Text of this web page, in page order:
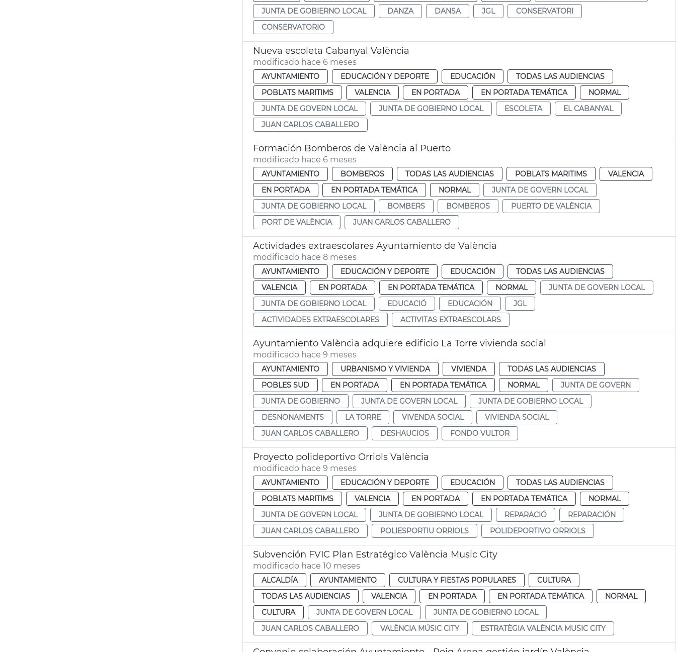
JUNTA DE GOBIERNO LOCAL
DANZA DANSA JGL
CONSERVATORI
CONSERVATORIO
Nueva escoleta Cabanyal València
modificado hace 6 meses
AYUNTAMIENTO EDUCACIÓN Y DEPORTE EDUCACIÓN
TODAS LAS AUDIENCIAS
POBLATS MARITIMS
VALENCIA EN PORTADA EN PORTADA TEMÁTICA
NORMAL
JUNTA DE GOVERN LOCAL
JUNTA DE GOBIERNO LOCAL ESCOLETA
EL CABANYAL
JUAN CARLOS CABALLERO
Formación Bomberos de València al Puerto
modificado hace 6 meses
AYUNTAMIENTO BOMBEROS TODAS LAS AUDIENCIAS POBLATS MARITIMS
VALENCIA
EN PORTADA
EN PORTADA TEMÁTICA NORMAL
JUNTA DE GOVERN LOCAL
JUNTA DE GOBIERNO LOCAL
BOMBERS BOMBEROS
PUERTO DE VALÈNCIA
PORT DE VALÈNCIA
JUAN CARLOS CABALLERO
Actividades extraescolares Ayuntamiento de València
modificado hace 8 meses
AYUNTAMIENTO EDUCACIÓN Y DEPORTE EDUCACIÓN
TODAS LAS AUDIENCIAS
VALENCIA
EN PORTADA EN PORTADA TEMÁTICA NORMAL
JUNTA DE GOVERN LOCAL
JUNTA DE GOBIERNO LOCAL
EDUCACIÓ EDUCACIÓN
JGL
ACTIVIDADES EXTRAESCOLARES
ACTIVITAS EXTRAESCOLARS
Ayuntamiento València adquiere edificio La Torre vivienda social
modificado hace 9 meses
AYUNTAMIENTO URBANISMO Y VIVIENDA VIVIENDA
TODAS LAS AUDIENCIAS
POBLES SUD
EN PORTADA EN PORTADA TEMÁTICA NORMAL
JUNTA DE GOVERN
JUNTA DE GOBIERNO
JUNTA DE GOVERN LOCAL
JUNTA DE GOBIERNO LOCAL
DESNONAMENTS
LA TORRE VIVENDA SOCIAL
VIVIENDA SOCIAL
JUAN CARLOS CABALLERO
DESHAUCIOS FONDO VULTOR
Proyecto polideportivo Orriols València
modificado hace 9 meses
AYUNTAMIENTO EDUCACIÓN Y DEPORTE EDUCACIÓN
TODAS LAS AUDIENCIAS
POBLATS MARITIMS
VALENCIA EN PORTADA EN PORTADA TEMÁTICA
NORMAL
JUNTA DE GOVERN LOCAL
JUNTA DE GOBIERNO LOCAL REPARACIÓ
REPARACIÓN
JUAN CARLOS CABALLERO
POLIESPORTIU ORRIOLS POLIDEPORTIVO ORRIOLS
Subvención FVIC Plan Estratégico València Music City
modificado hace 10 meses
ALCALDÍA AYUNTAMIENTO CULTURA Y FIESTAS POPULARES
CULTURA
TODAS LAS AUDIENCIAS
VALENCIA EN PORTADA EN PORTADA TEMÁTICA
NORMAL
CULTURA
JUNTA DE GOVERN LOCAL
JUNTA DE GOBIERNO LOCAL
JUAN CARLOS CABALLERO
VALÈNCIA MÚSIC CITY ESTRATÈGIA VALÈNCIA MUSIC CITY